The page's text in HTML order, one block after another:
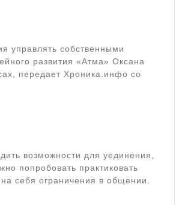
управлять собственными
развития «Атма» Оксана
передает Хроника.инфо со
возможности для уединения,
попробовать практиковать
себя ограничения в общении.